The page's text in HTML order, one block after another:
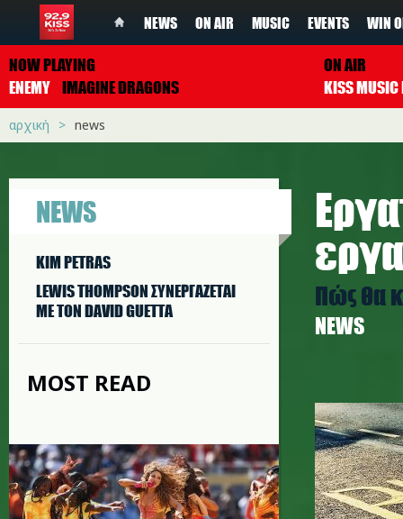
NEWS ON AIR MUSIC EVENTS WIN
NOW PLAYING
ENEMY IMAGINE DRAGONS
ON AIR
αρχική news
NEWS
KIM PETRAS
LEWIS THOMPSON ΣΥΝΕΡΓAΖΕΤΑΙ
ΜΕ ΤΟΝ DAVID GUETTA
MOST READ
Πώς θα
NEWS